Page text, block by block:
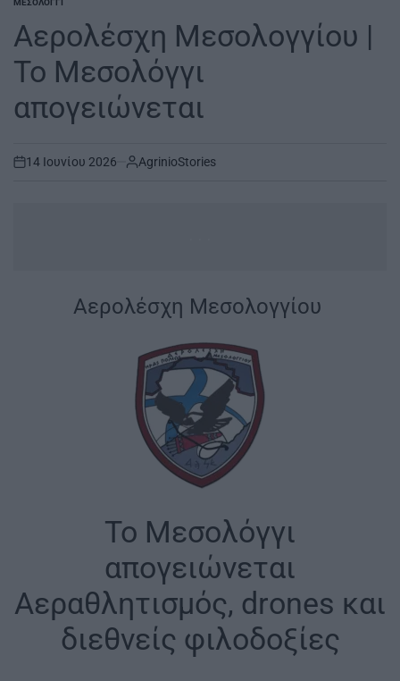
POSTED
ΜΕΣΟΛΌΓΓΙ
Αερολέσχη Μεσολογγίου |
Το Μεσολόγγι
απογειώνεται
on
14 Ιουνίου 2026 AgrinioStories
Αερολέσχη Μεσολογγίου
Το Μεσολόγγι
απογειώνεται
Αεραθλητισμός, drones και
διεθνείς φιλοδοξίες